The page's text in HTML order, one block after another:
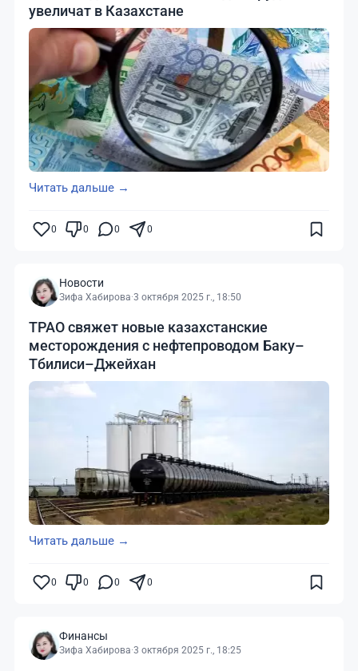
увеличат в Казахстане
Читать дальше →
0 0 0 0
Новости
Зифа Хабирова·3 октября 2025 г., 18:50
TPAO свяжет новые казахстанские
месторождения с нефтепроводом Баку–
Тбилиси–Джейхан
Читать дальше →
0 0 0 0
Финансы
Зифа Хабирова·3 октября 2025 г., 18:25